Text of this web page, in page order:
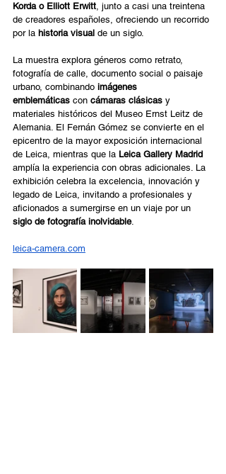
Korda o Elliott Erwitt, junto a casi una treintena
de creadores españoles, ofreciendo un recorrido
por la historia visual de un siglo.
La muestra explora géneros como retrato,
fotografía de calle, documento social o paisaje
urbano, combinando imágenes
emblemáticas con cámaras clásicas y
materiales históricos del Museo Ernst Leitz de
Alemania. El Fernán Gómez se convierte en el
epicentro de la mayor exposición internacional
de Leica, mientras que la Leica Gallery Madrid
amplía la experiencia con obras adicionales. La
exhibición celebra la excelencia, innovación y
legado de Leica, invitando a profesionales y
aficionados a sumergirse en un viaje por un
siglo de fotografía inolvidable.
leica-camera.com